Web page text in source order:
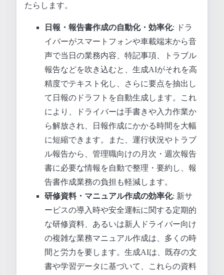
たらします。
日報・報告書作成の自動化・効率化: ドラ
イバーがスマートフォンや車載端末から音
声で当日の業務内容、特記事項、トラブル
報告などを吹き込むと、生成AIがそれを高
精度でテキスト化し、さらに要点を抽出し
て日報のドラフトを自動生成します。これ
により、ドライバーは手書きや入力作業か
ら解放され、日報作成にかかる時間を大幅
に短縮できます。また、運行状況やトラブ
ル報告から、管理職向けの月次・週次報告
書に必要な情報を自動で整理・要約し、報
告書作成業務の負担も軽減します。
研修資料・マニュアル作成の効率化: 新サ
ービスの導入時や安全運転に関する定期的
な研修資料、あるいは新人ドライバー向け
の複雑な業務マニュアル作成は、多くの時
間と労力を要します。生成AIは、既存の文
書や学習データに基づいて、これらの資料